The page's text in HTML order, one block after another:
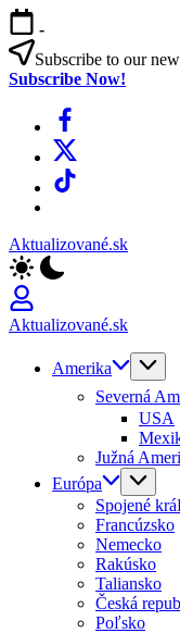
Skip
to
content
-
Subscribe to our
Subscribe Now!
Facebook
X
TikTok
Aktualizované.sk
Aktualizované.sk
Amerika
Severná
USA
Južná
Európa
Spojené
Francúzsko
Nemecko
Rakúsko
Taliansko
Česká
Poľsko